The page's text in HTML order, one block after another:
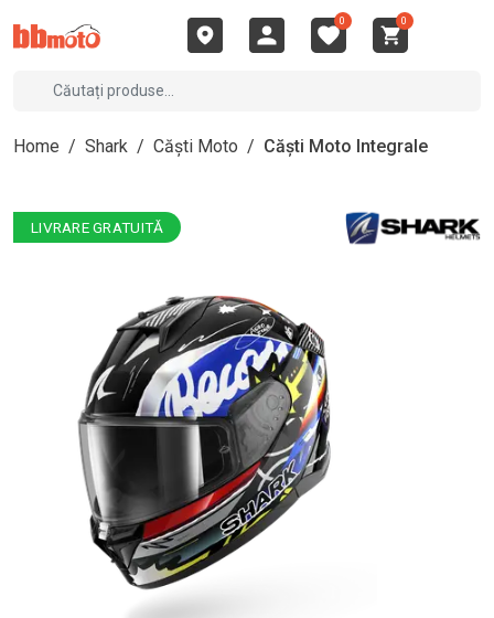
0 0
Home / Shark / Căști Moto / Căști Moto Integrale
LIVRARE GRATUITĂ